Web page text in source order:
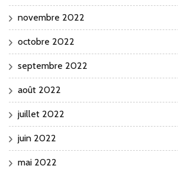
novembre 2022
octobre 2022
septembre 2022
août 2022
juillet 2022
juin 2022
mai 2022